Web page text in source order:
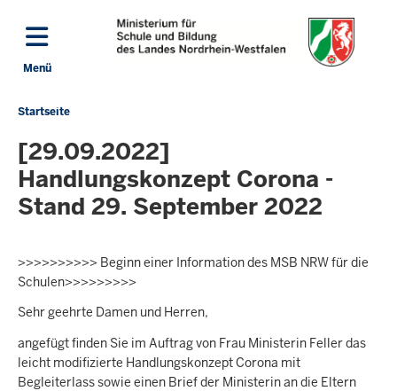
Direkt zum Inhalt
Menü
Sie
sich
hier
Startseite
[29.09.2022]
Handlungskonzept Corona -
Stand 29. September 2022
>>>>>>>>>> Beginn einer Information des MSB NRW für die
Schulen>>>>>>>>>
Sehr geehrte Damen und Herren,
angefügt finden Sie im Auftrag von Frau Ministerin Feller das
leicht modifizierte Handlungskonzept Corona mit
Begleiterlass sowie einen Brief der Ministerin an die Eltern